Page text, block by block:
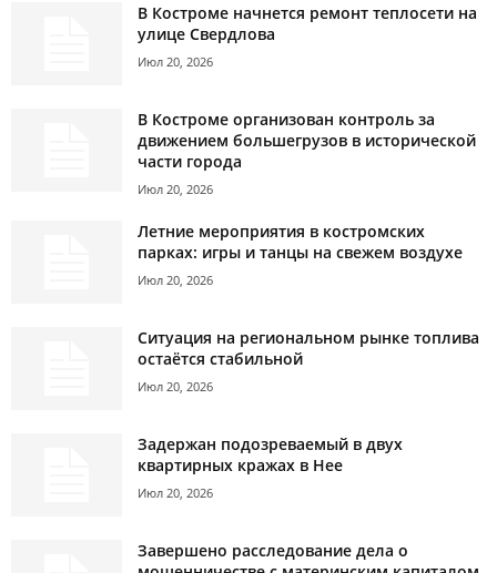
В Костроме начнется ремонт теплосети на
улице Свердлова
Июл 20, 2026
В Костроме организован контроль за
движением большегрузов в исторической
части города
Июл 20, 2026
Летние мероприятия в костромских
парках: игры и танцы на свежем воздухе
Июл 20, 2026
Ситуация на региональном рынке топлива
остаётся стабильной
Июл 20, 2026
Задержан подозреваемый в двух
квартирных кражах в Нее
Июл 20, 2026
Завершено расследование дела о